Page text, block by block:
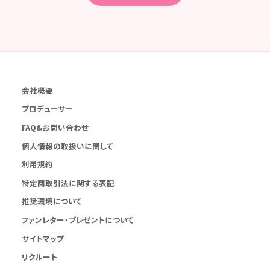
会社概要
プロデューサー
FAQ&お問い合わせ
個人情報の取扱いに関して
利用規約
特定商取引法に関する表記
推奨環境について
ファンレター・プレゼントについて
サイトマップ
リクルート